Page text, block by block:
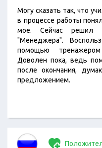
Могу сказать так, что
в процессе работы
мое. Сейчас решил
"Менеджера".
помощью тренажером
Доволен пока, ведь
после окончания,
предложением.